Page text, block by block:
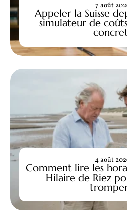
Appeler la Suisse
simulateur de
7 août
Comment lire les
Hilaire de Riez
4 août